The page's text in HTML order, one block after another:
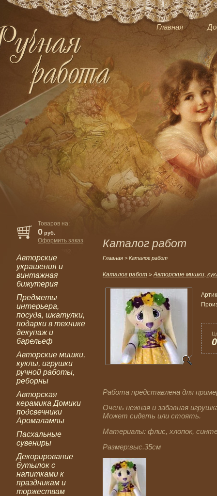
Главная
Товаров на:
0 руб.
Оформить заказ
Авторские
украшения и
винтажная
бижутерия
Предметы
интерьера,
посуда, шкатулки,
подарки в технике
декупаж и
барельеф
Авторские мишки,
куклы, игрушки
ручной работы,
реборны
Авторская
керамика Домики
подсвечники
Аромалампы
Пасхальные
сувениры
Декорирование
бутылок с
напитками к
праздникам и
торжествам
Каталог работ
Главная > Каталог работ
Каталог работ »Авторские мишки,
0
Работа представлена для
Очень нежная и забавная
Может сидеть или стоять.
Материалы: флис, хлопок,
Размер:выс.35см